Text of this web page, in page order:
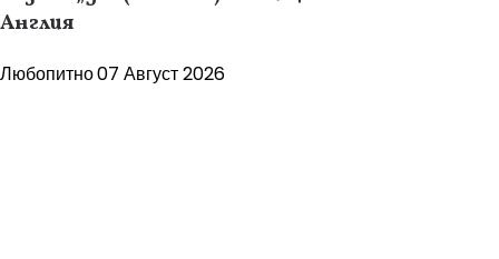
Англия
Любопитно07 Август 2026